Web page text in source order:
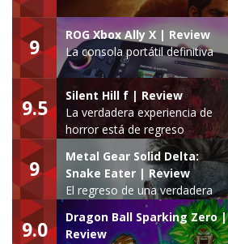
9
ROG Xbox Ally X | Review
La consola portátil definitiva
9.5
Silent Hill f | Review
La verdadera experiencia de
horror está de regreso
9
Metal Gear Solid Delta:
Snake Eater | Review
El regreso de una verdadera
leyenda
9.0
Dragon Ball Sparking Zero |
Review